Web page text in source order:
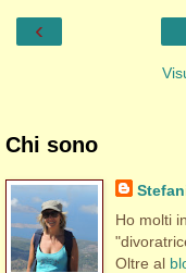
‹
Chi sono
Ho molti
Oltre al